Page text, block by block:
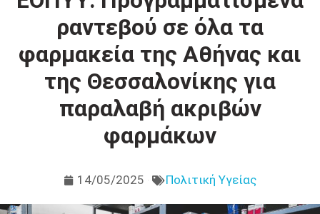
ραντεβού σε όλα τα
φαρμακεία της Αθήνας και
της Θεσσαλονίκης για
παραλαβή ακριβών
φαρμάκων
14/05/2025 Πολιτική Υγείας